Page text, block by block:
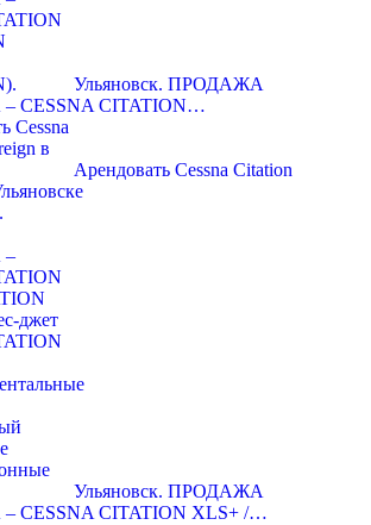
Ульяновск. ПРОДАЖА
CESSNA CITATION…
Арендовать Cessna Citation
Ульяновск. ПРОДАЖА
CESSNA CITATION XLS+ /…